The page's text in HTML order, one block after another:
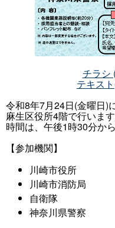
チラシ
テキス
令和8年7月24日(金曜日)
麻生区役所4階で行います
時間は、午後1時30分か
【参加機関】
川崎市役所
川崎市消防局
自衛隊
神奈川県警察